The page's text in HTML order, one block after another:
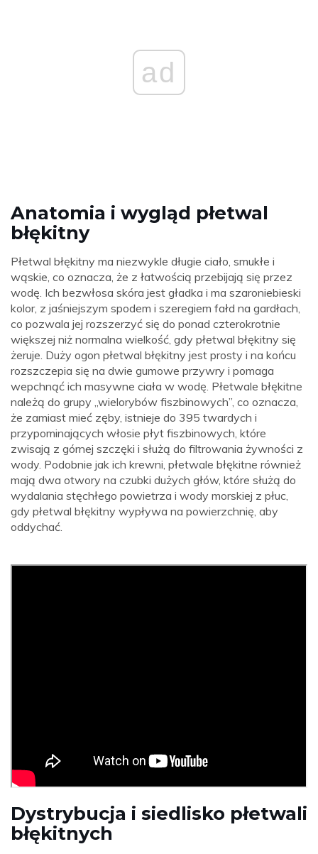
ad
Anatomia i wygląd płetwal
błękitny
Płetwal błękitny ma niezwykle długie ciało, smukłe i
wąskie, co oznacza, że ​​z łatwością przebijają się przez
wodę. Ich bezwłosa skóra jest gładka i ma szaroniebieski
kolor, z jaśniejszym spodem i szeregiem fałd na gardłach,
co pozwala jej rozszerzyć się do ponad czterokrotnie
większej niż normalna wielkość, gdy płetwal błękitny się
żeruje. Duży ogon płetwal błękitny jest prosty i na końcu
rozszczepia się na dwie gumowe przywry i pomaga
wepchnąć ich masywne ciała w wodę. Płetwale błękitne
należą do grupy „wielorybów fiszbinowych”, co oznacza,
że ​​zamiast mieć zęby, istnieje do 395 twardych i
przypominających włosie płyt fiszbinowych, które
zwisają z górnej szczęki i służą do filtrowania żywności z
wody. Podobnie jak ich krewni, płetwale błękitne również
mają dwa otwory na czubki dużych głów, które służą do
wydalania stęchłego powietrza i wody morskiej z płuc,
gdy płetwal błękitny wypływa na powierzchnię, aby
oddychać.
Dystrybucja i siedlisko płetwali
błękitnych